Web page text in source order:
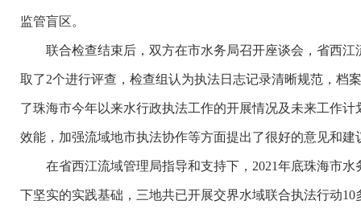
监管盲区。
联合检查结束后，双方在市水务局召开座谈会，省西江
取了2个进行评查，检查组认为执法日志记录清晰规范，档
了珠海市今年以来水行政执法工作的开展情况及未来工作
效能，加强流域地市执法协作等方面提出了很好的意见和
在省西江流域管理局指导和支持下，2021年底珠海市水
下坚实的实践基础，三地共已开展交界水域联合执法行动